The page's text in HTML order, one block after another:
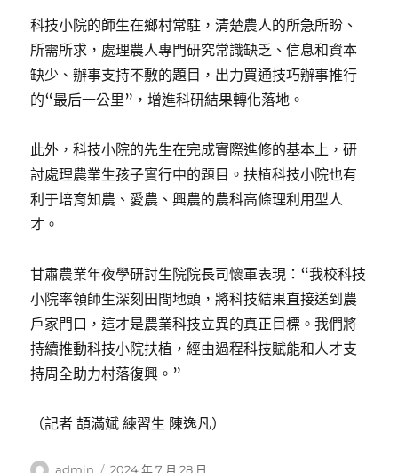
科技小院的師生在鄉村常駐，清楚農人的所急所盼、
所需所求，處理農人專門研究常識缺乏、信息和資本
缺少、辦事支持不敷的題目，出力買通技巧辦事推行
的“最后一公里”，增進科研結果轉化落地。
此外，科技小院的先生在完成實際進修的基本上，研
討處理農業生孩子實行中的題目。扶植科技小院也有
利于培育知農、愛農、興農的農科高條理利用型人
才。
甘肅農業年夜學研討生院院長司懷軍表現：“我校科技
小院率領師生深刻田間地頭，將科技結果直接送到農
戶家門口，這才是農業科技立異的真正目標。我們將
持續推動科技小院扶植，經由過程科技賦能和人才支
持周全助力村落復興。”
（記者 頡滿斌 練習生 陳逸凡）
作
admin 發
2024 年 7 月 28 日